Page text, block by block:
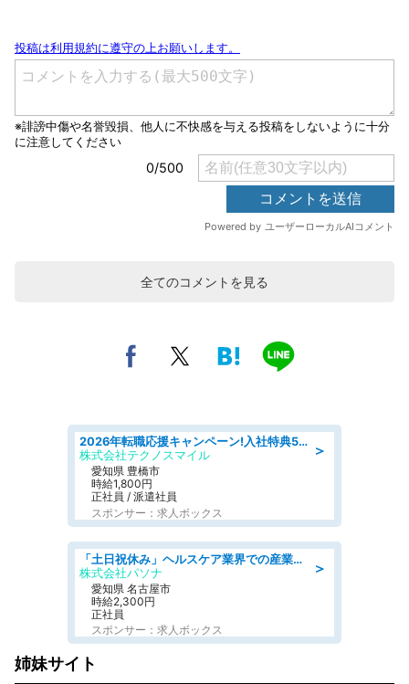
全てのコメントを見る
＞
2026年転職応援キャンペーン!入社特典58万円/デンソーで働こう!自動車工場で小型部品の検査業務 denso aichi
株式会社テクノスマイル
愛知県 豊橋市
時給1,800円
正社員 / 派遣社員
スポンサー：求人ボックス
＞
「土日祝休み」ヘルスケア業界での産業保健師業務/看護師/高時給/未経験OK/要資格:正看護師
株式会社パソナ
愛知県 名古屋市
時給2,300円
正社員
スポンサー：求人ボックス
姉妹サイト